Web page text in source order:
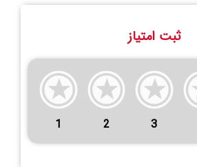
ثبت امتیاز
1 2 3